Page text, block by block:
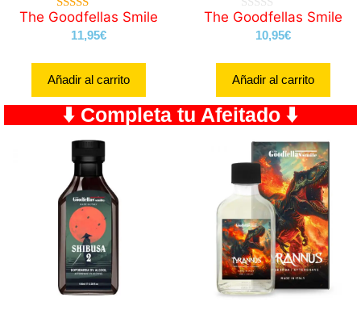
4.66
de 5
The Goodfellas Smile
11,95€
Añadir al carrito
0
The Goodfellas Smile
10,95€
Añadir al carrito
⬇️ Completa tu Afeitado ⬇️